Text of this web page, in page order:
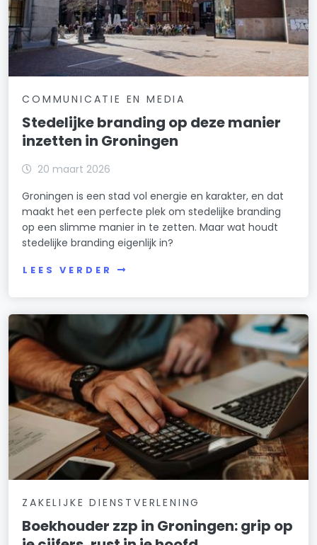
COMMUNICATIE EN MEDIA
Stedelijke branding op deze manier
inzetten in Groningen
20 maart 2026
Groningen is een stad vol energie en karakter, en dat
maakt het een perfecte plek om stedelijke branding
op een slimme manier in te zetten. Maar wat houdt
stedelijke branding eigenlijk in?
LEES VERDER
ZAKELIJKE DIENSTVERLENING
Boekhouder zzp in Groningen: grip op